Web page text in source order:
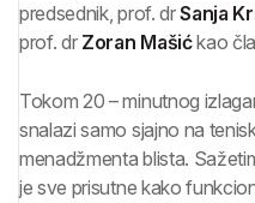
predsednik, prof. drSanja
prof. dr Zoran Mašićkao
Tokom 20 – minutnog
snalazi samo sjajno na
menadžmenta blista.
je sve prisutne kako